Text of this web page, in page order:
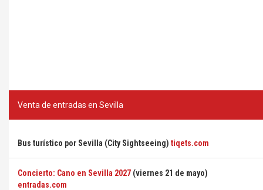
Venta de entradas en Sevilla
Bus turístico por Sevilla (City Sightseeing) tiqets.com
Concierto: Cano en Sevilla 2027 (viernes 21 de mayo)
entradas.com